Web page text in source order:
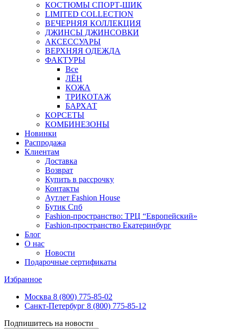
КОСТЮМЫ СПОРТ-ШИК
LIMITED COLLECTION
ВЕЧЕРНЯЯ КОЛЛЕКЦИЯ
ДЖИНСЫ ДЖИНСОВКИ
АКСЕССУАРЫ
ВЕРХНЯЯ ОДЕЖДА
ФАКТУРЫ
Все
ЛЁН
КОЖА
ТРИКОТАЖ
БАРХАТ
КОРСЕТЫ
КОМБИНЕЗОНЫ
Новинки
Распродажа
Клиентам
Доставка
Возврат
Купить в рассрочку
Контакты
Аутлет Fashion House
Бутик Спб
Fashion-пространство: ТРЦ “Европейский»
Fashion-пространство Екатеринбург
Блог
О нас
Новости
Подарочные сертификаты
Избранное
Москва 8 (800) 775-85-02
Санкт-Петербург 8 (800) 775-85-12
Подпишитесь на новости